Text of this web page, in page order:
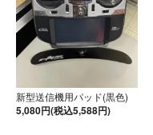
新型送信機用パッド(黒色)
5,080円(税込5,588円)